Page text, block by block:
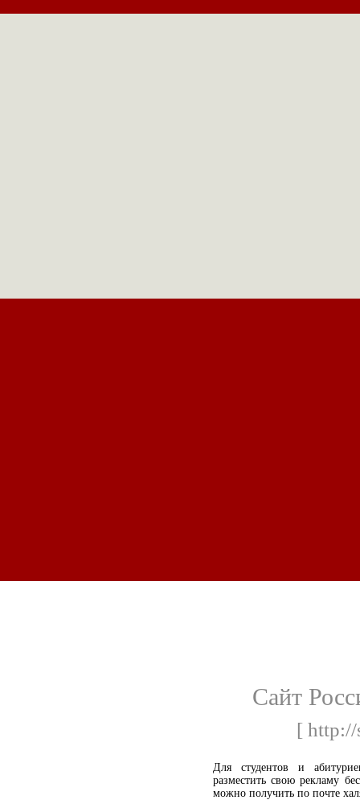
Сайт
[ http://
Для студентов и
разместить свою рекламу
можно получить по почте